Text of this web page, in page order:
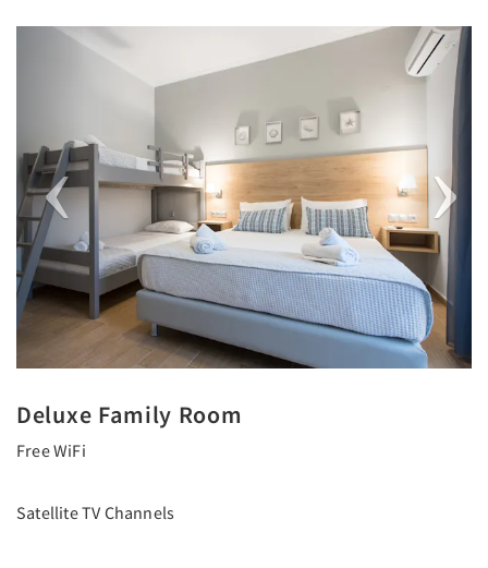
Previous Next
Deluxe Family Room
Free WiFi
Satellite TV Channels